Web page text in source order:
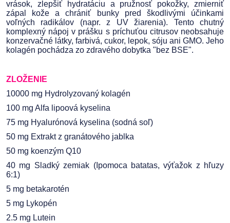
vrások, zlepšiť hydratáciu a pružnosť pokožky, zmierniť
zápal kože a chrániť bunky pred škodlivými účinkami
voľných radikálov (napr. z UV žiarenia). Tento chutný
komplexný nápoj v prášku s príchuťou citrusov neobsahuje
konzervačné látky, farbivá, cukor, lepok, sóju ani GMO. Jeho
kolagén pochádza zo zdravého dobytka "bez BSE".
ZLOŽENIE
10000 mg Hydrolyzovaný kolagén
100 mg Alfa lipoová kyselina
75 mg Hyalurónová kyselina (sodná soľ)
50 mg Extrakt z granátového jablka
50 mg koenzým Q10
40 mg Sladký zemiak (Ipomoca batatas, výťažok z hľuzy
6:1)
5 mg betakarotén
5 mg Lykopén
2.5 mg Lutein